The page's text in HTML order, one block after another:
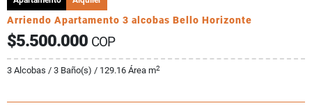
Arriendo Apartamento 3 alcobas Bello Horizonte
$5.500.000 COP
3 Alcobas / 3 Baño(s) / 129.16 Área m2